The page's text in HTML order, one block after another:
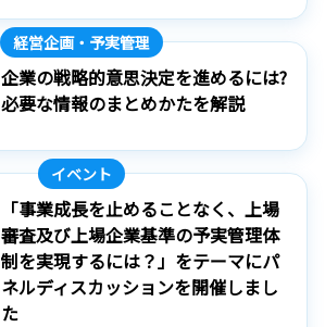
経営企画・予実管理
企業の戦略的意思決定を進めるには?
必要な情報のまとめかたを解説
イベント
「事業成長を止めることなく、上場
審査及び上場企業基準の予実管理体
制を実現するには？」をテーマにパ
ネルディスカッションを開催しまし
た